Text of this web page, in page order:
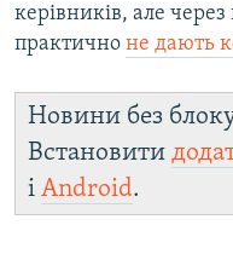
керівників, але
практично не дають
Новини без
Встановити
і Android.